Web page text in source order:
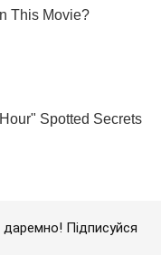
Підписуйся